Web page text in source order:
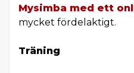
Mysimba med ett
mycket fördelaktigt.
Träning